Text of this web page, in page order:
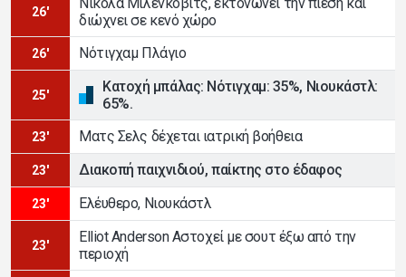
26'
διώχνει σε κενό χώρο
26' Νότιγχαμ Πλάγιο
25'
Κατοχή μπάλας: Νότιγχαμ: 35%, Νιουκάστλ:
65%.
23' Ματς Σελς δέχεται ιατρική βοήθεια
23' Διακοπή παιχνιδιού, παίκτης στο έδαφος
23' Ελέυθερο, Νιουκάστλ
23'
Elliot Anderson Αστοχεί με σουτ έξω από την
περιοχή